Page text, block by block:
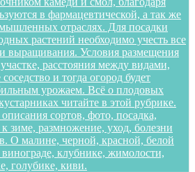
в фармацевтической, а так же
отраслях. Для посадки
растений необходимо учесть все
выращивания. Условия размещения
расстояния между видами,
и тогда огород будет
урожаем. Всё о плодовых
читайте в этой рубрике.
сортов, фото, посадка,
к зиме, размножение, уход, болезни
О малине, черной, красной, белой
клубнике, жимолости,
голубике, киви.